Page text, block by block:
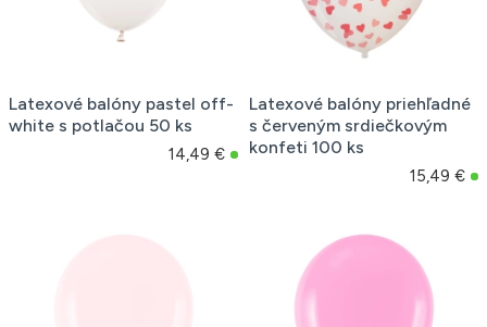
Latexové balóny pastel off-
white s potlačou 50 ks
14,49 €
Latexové balóny priehľadné
s červeným srdiečkovým
konfeti 100 ks
15,49 €